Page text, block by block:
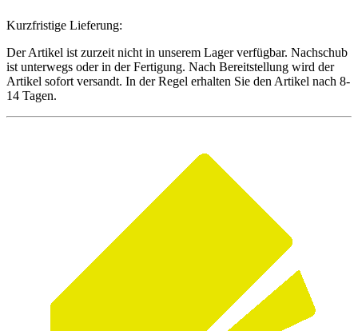
Kurzfristige Lieferung:
Der Artikel ist zurzeit nicht in unserem Lager verfügbar. Nachschub
ist unterwegs oder in der Fertigung. Nach Bereitstellung wird der
Artikel sofort versandt. In der Regel erhalten Sie den Artikel nach 8-
14 Tagen.